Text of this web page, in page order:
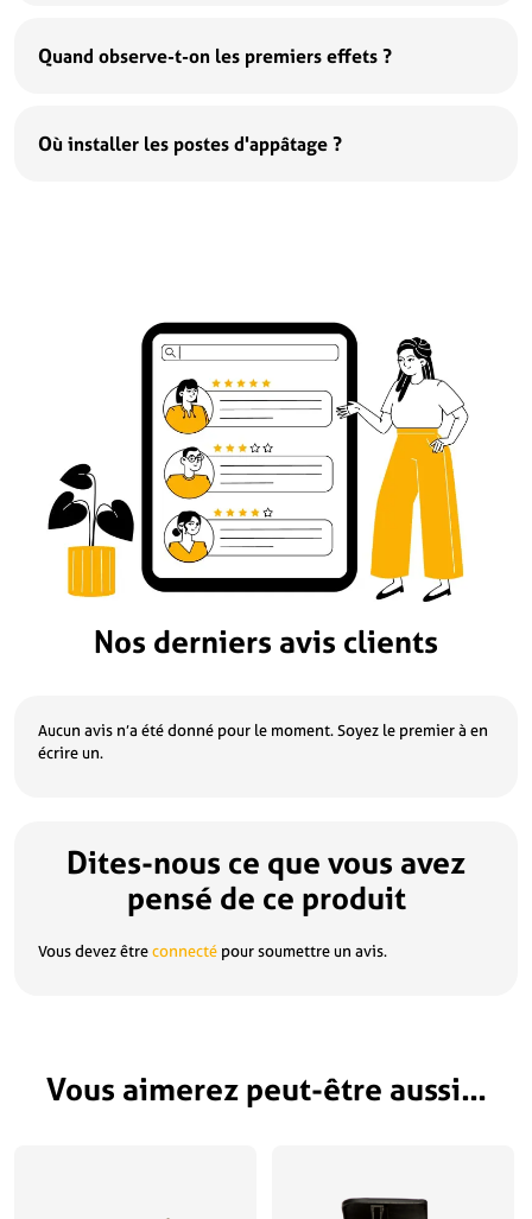
Quand observe-t-on les premiers effets ?
Où installer les postes d'appâtage ?
Nos derniers avis clients
Aucun avis n’a été donné pour le moment. Soyez le premier à en
écrire un.
Dites-nous ce que vous avez
pensé de ce produit
Vous devez êtreconnecté pour soumettre un avis.
Vous aimerez peut-être aussi…